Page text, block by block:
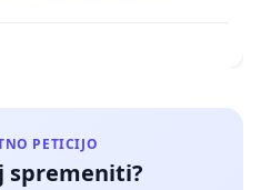
PETICIJO
spremeniti?